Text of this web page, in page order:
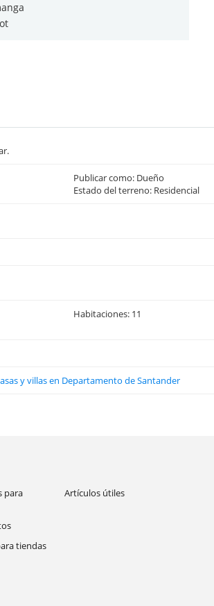
Publicar como: Dueño
Estado del terreno: Residencial
Habitaciones: 11
y villas en Departamento de Santander
para
tiendas
Artículos útiles